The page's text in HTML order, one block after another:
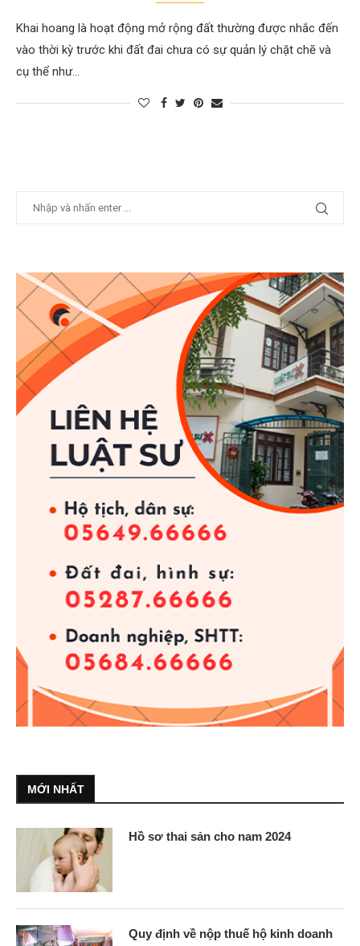
Khai hoang là hoạt động mở rộng đất thường được nhắc đến
vào thời kỳ trước khi đất đai chưa có sự quản lý chặt chẽ và
cụ thể như…
MỚI NHẤT
Hồ sơ thai sản cho nam 2024
Quy định về nộp thuế hộ kinh doanh